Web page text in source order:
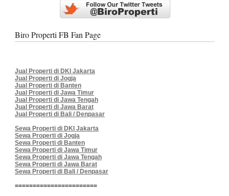
Biro Properti FB Fan Page
Jual Properti di DKI Jakarta
Jual Properti di Jogja
Jual Properti di Banten
Jual Properti di Jawa Timur
Jual Properti di Jawa Tengah
Jual Properti di Jawa Barat
Jual Properti di Bali / Denpasar
Sewa Properti di DKI Jakarta
Sewa Properti di Jogja
Sewa Properti di Banten
Sewa Properti di Jawa Timur
Sewa Properti di Jawa Tengah
Sewa Properti di Jawa Barat
Sewa Properti di Bali / Denpasar
=======================